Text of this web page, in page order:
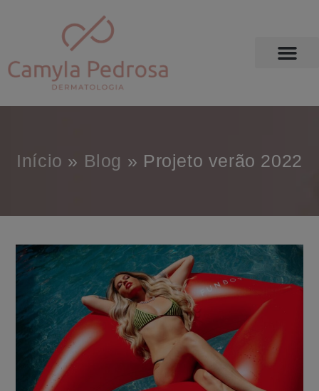
Início » Blog » Projeto verão 2022